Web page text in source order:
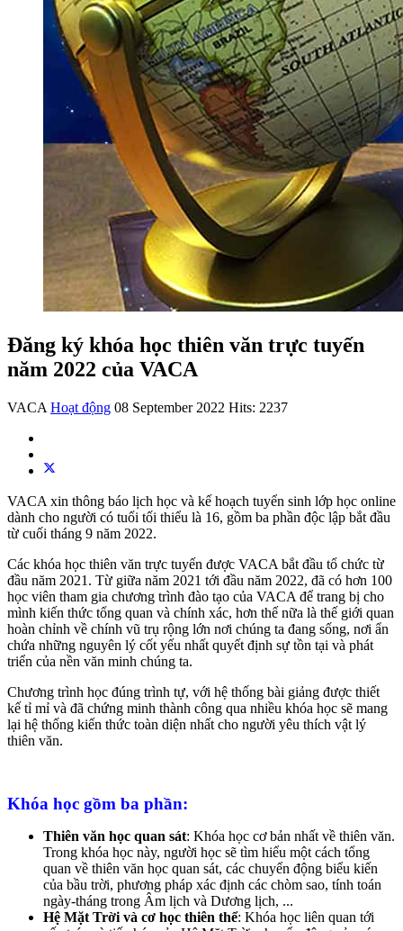
Đăng ký khóa học thiên văn trực tuyến
năm 2022 của VACA
VACA Hoạt động 08 September 2022 Hits: 2237
VACA xin thông báo lịch học và kế hoạch tuyển sinh lớp học online
dành cho người có tuổi tối thiểu là 16, gồm ba phần độc lập bắt đầu
từ cuối tháng 9 năm 2022.
Các khóa học thiên văn trực tuyến được VACA bắt đầu tổ chức từ
đầu năm 2021. Từ giữa năm 2021 tới đầu năm 2022, đã có hơn 100
học viên tham gia chương trình đào tạo của VACA để trang bị cho
mình kiến thức tổng quan và chính xác, hơn thế nữa là thế giới quan
hoàn chỉnh về chính vũ trụ rộng lớn nơi chúng ta đang sống, nơi ẩn
chứa những nguyên lý cốt yếu nhất quyết định sự tồn tại và phát
triển của nền văn minh chúng ta.
Chương trình học đúng trình tự, với hệ thống bài giảng được thiết
kế tỉ mỉ và đã chứng minh thành công qua nhiều khóa học sẽ mang
lại hệ thống kiến thức toàn diện nhất cho người yêu thích vật lý
thiên văn.
Khóa học gồm ba phần:
Thiên văn học quan sát: Khóa học cơ bản nhất về thiên văn.
Trong khóa học này, người học sẽ tìm hiểu một cách tổng
quan về thiên văn học quan sát, các chuyển động biểu kiến
của bầu trời, phương pháp xác định các chòm sao, tính toán
ngày-tháng trong Âm lịch và Dương lịch, ...
Hệ Mặt Trời và cơ học thiên thể: Khóa học liên quan tới